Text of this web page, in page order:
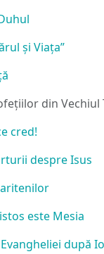
și Viața”
din Vechiul
cred!
despre Isus
este Mesia
după